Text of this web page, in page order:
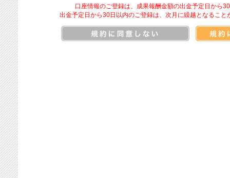
口座情報のご登録は、成果報酬金額の出金予定日から
出金予定日から30日以内のご登録は、次月に繰越となるこ